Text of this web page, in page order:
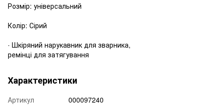
Розмір: універсальний
Колір: Сірий
∙ Шкіряний нарукавник для зварника,
ремінці для затягування
Характеристики
Артикул
000097240